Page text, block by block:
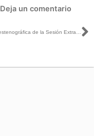
Deja un comentario